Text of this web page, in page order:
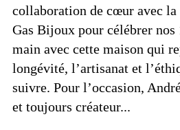
collaboration de cœur avec
Gas Bijoux pour célébrer nos
main avec cette maison qui
longévité, l’artisanat et
suivre. Pour l’occasion,
et toujours créateur...